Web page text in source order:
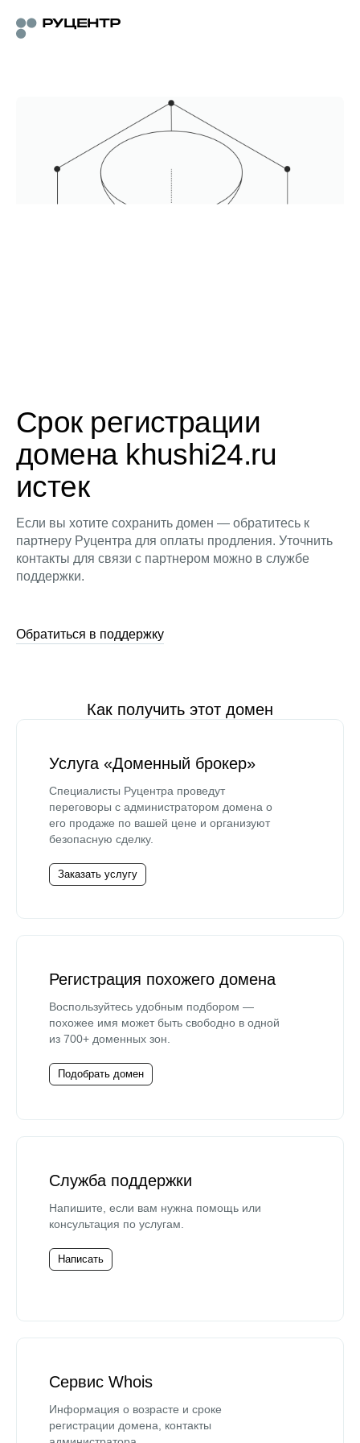
Срок регистрации
домена khushi24.ru
истек
Если вы хотите сохранить домен — обратитесь к
партнеру Руцентра для оплаты продления. Уточнить
контакты для связи с партнером можно в службе
поддержки.
Обратиться в поддержку
Как получить этот домен
Услуга «Доменный брокер»
Специалисты Руцентра проведут
переговоры с администратором домена о
его продаже по вашей цене и организуют
безопасную сделку.
Заказать услугу
Регистрация похожего домена
Воспользуйтесь удобным подбором —
похожее имя может быть свободно в одной
из 700+ доменных зон.
Подобрать домен
Служба поддержки
Напишите, если вам нужна помощь или
консультация по услугам.
Написать
Сервис Whois
Информация о возрасте и сроке
регистрации домена, контакты